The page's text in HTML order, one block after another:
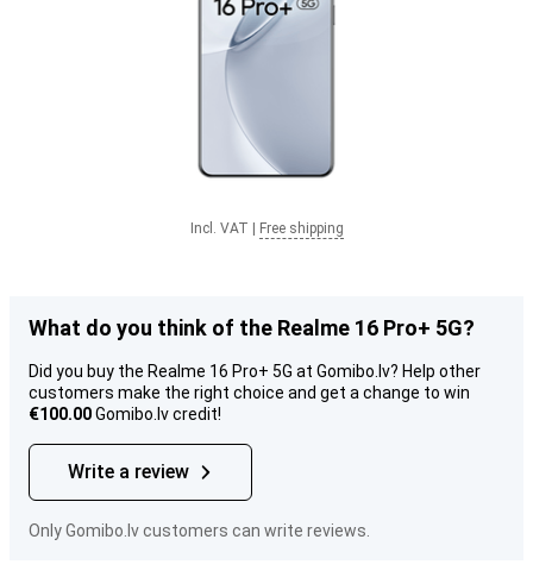
Incl. VAT Free shipping
What do you think of the Realme 16 Pro+ 5G?
Did you buy the Realme 16 Pro+ 5G at Gomibo.lv? Help other
customers make the right choice and get a change to win
€100.00Gomibo.lv credit!
Write a review
Only Gomibo.lv customers can write reviews.